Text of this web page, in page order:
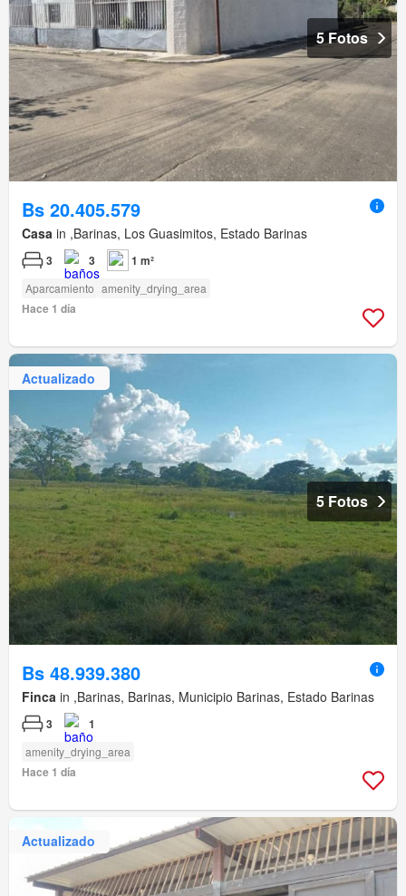
5 Fotos
Bs 20.405.579
Casa in ,Barinas, Los Guasimitos, Estado Barinas
3 3 1 m²
Aparcamiento amenity_drying_area
Hace 1 día
Actualizado
5 Fotos
Bs 48.939.380
Finca in ,Barinas, Barinas, Municipio Barinas, Estado Barinas
3 1
amenity_drying_area
Hace 1 día
Actualizado